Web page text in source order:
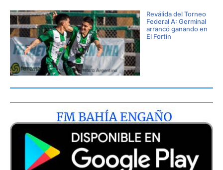
Reválida del Torneo
Federal A: Germinal
arrancó ganando en
El Fortín